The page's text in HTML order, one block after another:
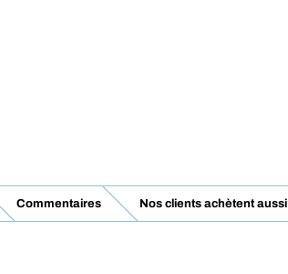
Commentaires Nos clients achètent aussi